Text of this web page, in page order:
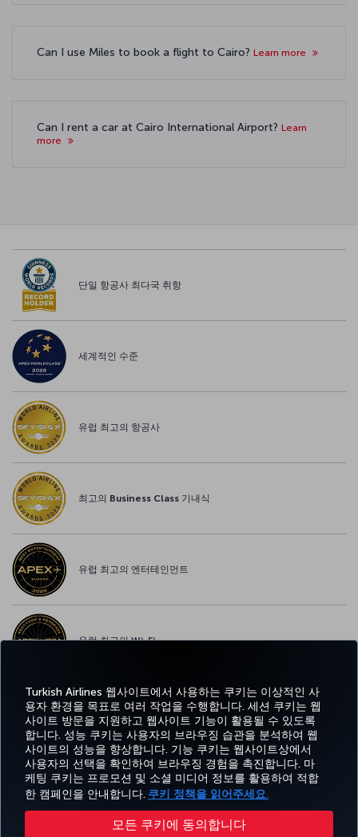
Turkish Airlines 웹사이트에서 사용하는 쿠키는 이상적인 사
용자 환경을 목표로 여러 작업을 수행합니다. 세션 쿠키는 웹
사이트 방문을 지원하고 웹사이트 기능이 활용될 수 있도록
합니다. 성능 쿠키는 사용자의 브라우징 습관을 분석하여 웹
사이트의 성능을 향상합니다. 기능 쿠키는 웹사이트상에서
사용자의 선택을 확인하여 브라우징 경험을 촉진합니다. 마
케팅 쿠키는 프로모션 및 소셜 미디어 정보를 활용하여 적합
한 캠페인을 안내합니다. 쿠키 정책을 읽어주세요.
모든 쿠키에 동의합니다
Can I use Miles to book a flight to Cairo? Learn more
Can I rent a car at Cairo International Airport? Learn
more
단일 항공사 최다국 취항
세계적인 수준
유럽 최고의 항공사
최고의 Business Class 기내식
유럽 최고의 엔터테인먼트
유럽 최고의 Wi-Fi
페이스북
트위터인스타그램
유튜브링크드인
틱톡블로그Pinterest
예약
및 관
리
경
험
특가 및
목적지
도
움
말
MILES&SMILES
CORPORATE
CLUB
Airlines